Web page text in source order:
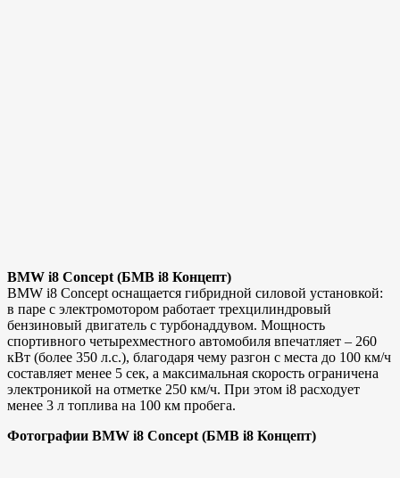
BMW i8 Concept (БМВ i8 Концепт)
BMW i8 Concept оснащается гибридной силовой установкой:
в паре с электромотором работает трехцилиндровый
бензиновый двигатель с турбонаддувом. Мощность
спортивного четырехместного автомобиля впечатляет – 260
кВт (более 350 л.с.), благодаря чему разгон с места до 100 км/ч
составляет менее 5 сек, а максимальная скорость ограничена
электроникой на отметке 250 км/ч. При этом i8 расходует
менее 3 л топлива на 100 км пробега.
Фотографии BMW i8 Concept (БМВ i8 Концепт)